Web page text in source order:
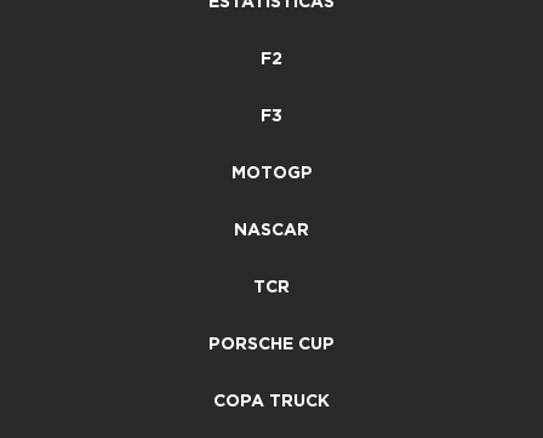
F2
F3
MOTOGP
NASCAR
TCR
PORSCHE CUP
COPA TRUCK